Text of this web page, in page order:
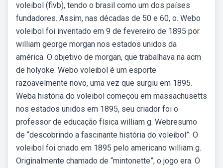
voleibol (fivb), tendo o brasil como um dos países
fundadores. Assim, nas décadas de 50 e 60, o. Webo
voleibol foi inventado em 9 de fevereiro de 1895 por
william george morgan nos estados unidos da
américa. O objetivo de morgan, que trabalhava na acm
de holyoke. Webo voleibol é um esporte
razoavelmente novo, uma vez que surgiu em 1895.
Weba história do voleibol começou em massachusetts
nos estados unidos em 1895, seu criador foi o
professor de educação física william g. Webresumo
de “descobrindo a fascinante história do voleibol”: O
voleibol foi criado em 1895 pelo americano william g.
Originalmente chamado de “mintonette”, o jogo era. O